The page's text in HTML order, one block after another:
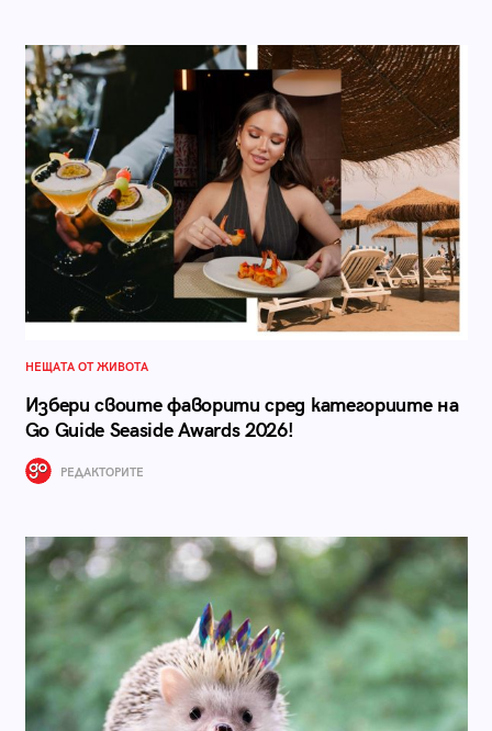
НЕЩАТА ОТ ЖИВОТА
Избери своите фаворити сред категориите на
Go Guide Seaside Awards 2026!
РЕДАКТОРИТЕ